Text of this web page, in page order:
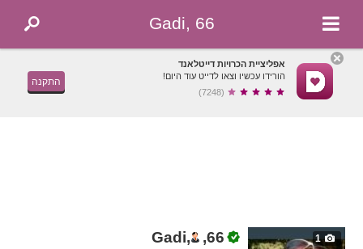
Gadi, 66
אפליציית הכרויות דייטלאנד
הורידו עכשיו וצאו לדייט עוד היום!
(7248)
התקנה
1
Gadi, ,66